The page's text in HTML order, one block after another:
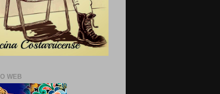
WEB